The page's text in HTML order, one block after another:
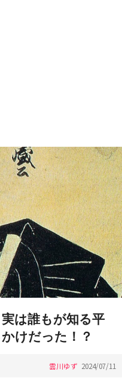
は誰もが知る平
けだった！？
雲川ゆず 2024/07/11